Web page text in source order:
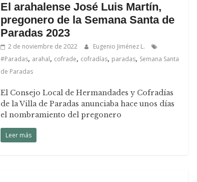
El arahalense José Luis Martín,
pregonero de la Semana Santa de
Paradas 2023
2 de noviembre de 2022
Eugenio Jiménez L.
#Paradas, arahal, cofrade, cofradías, paradas, Semana Santa
de Paradas
El Consejo Local de Hermandades y Cofradías
de la Villa de Paradas anunciaba hace unos días
el nombramiento del pregonero
Leer más